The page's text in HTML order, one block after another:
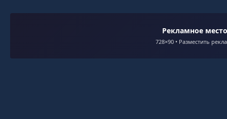
Рекламное место
728×90 • Разместить